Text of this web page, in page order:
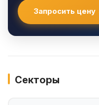
Запросить цену
Секторы